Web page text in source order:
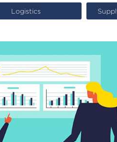
Logistics